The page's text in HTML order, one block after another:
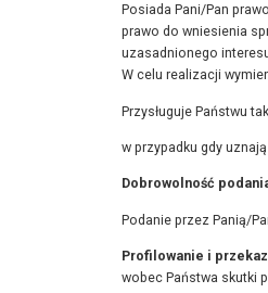
Posiada Pani/Pan
prawo do wniesienia
uzasadnionego
W celu realizacji
Przysługuje Państwu
w przypadku gdy
Dobrowolność
Podanie przez Panią/
Profilowanie i
wobec Państwa skutki